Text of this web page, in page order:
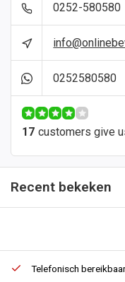
0252-580580
0252580580
17 customers give
Recent bekeken
Telefonisch